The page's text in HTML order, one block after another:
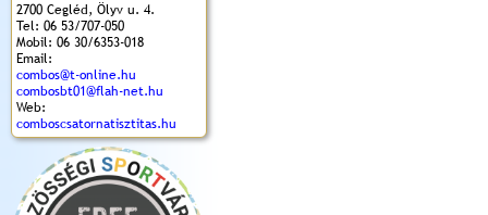
2700 Cegléd, Ölyv u. 4.
Tel: 06 53/707-050
Mobil: 06 30/6353-018
Email:
combos@t-online.hu
combosbt01@flah-net.hu
Web:
comboscsatornatisztitas.hu